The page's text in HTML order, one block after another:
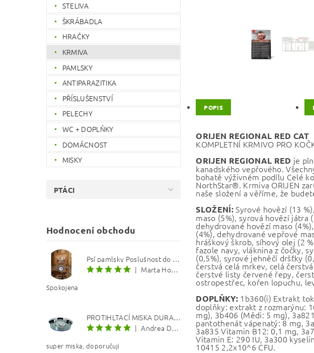
STELIVA
ŠKRÁBADLA
HRAČKY
KRMIVA
PAMLSKY
ANTIPARAZITIKA
PŘÍSLUŠENSTVÍ
PELECHY
WC + DOPLŇKY
DOMÁCNOST
MISKY
PTÁCI
Hodnocení obchodu
Psí pamlsky Poslušnost do kapsy: Treska s červenou řepou 12 mm
|
Marta Hourová
Spokojena
PROTIHLTACÍ MISKA DURAPET
|
Andrea Dosoudilová
super miska, doporučuji
POPIS
ORIJEN REGIONAL RED CAT
KOMPLETNÍ KRMIVO PRO
ORIJEN REGIONAL RED je
kanadského vepřového.
bohatě výživném podílu Celé
NorthStar®. Krmiva ORIJEN
naše složení a věříme, že
SLOŽENÍ:Syrové hovězí (13
maso (5%), syrová hovězí játra
dehydrované hovězí maso
(4%), dehydrované vepřové
hráškový škrob, síhový olej (2
fazole navy, vláknina z čočky,
(0,5%), syrové jehněčí dršťky
čerstvá celá mrkev, celá
čerstvé listy červené řepy,
ostropestřec, kořen lopuchu,
DOPLŇKY: 1b360(i) Extrakt
doplňky: extrakt z rozmarýnu:
mg), 3b406 (Mědi: 5 mg),
pantothenát vápenatý: 8 mg,
3a835 Vitamin B12: 0,1 mg,
Vitamin E: 290 IU, 3a300
10415 2,2x10^6 CFU.